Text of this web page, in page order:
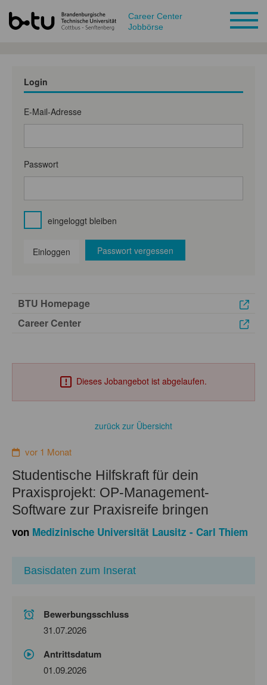
Career Center
Jobbörse
Login
E-Mail-Adresse
Passwort
eingeloggt bleiben
Einloggen Passwort vergessen
BTU Homepage
Career Center
Dieses Jobangebot ist abgelaufen.
zurück zur Übersicht
vor 1 Monat
Studentische Hilfskraft für dein
Praxisprojekt: OP-Management-
Software zur Praxisreife bringen
von Medizinische Universität Lausitz - Carl Thiem
Basisdaten zum Inserat
Bewerbungsschluss
31.07.2026
Antrittsdatum
01.09.2026